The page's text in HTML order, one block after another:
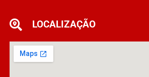
LOCALIZAÇÃO